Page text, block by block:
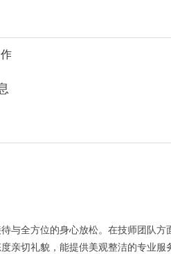
全方位的身心放松。在技师团队方
亲切礼貌，能提供美观整洁的专业服